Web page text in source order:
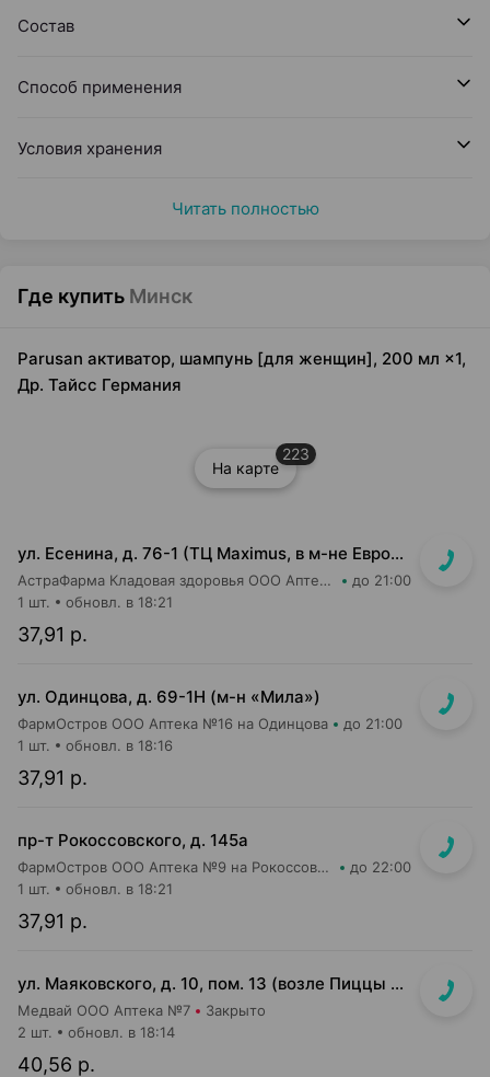
Состав
Способ применения
Условия хранения
Читать полностью
Где купить Минск
Parusan активатор, шампунь [для женщин], 200 мл ×1,
Др. Тайсс Германия
На карте
223
ул. Есенина, д. 76-1 (ТЦ Maximus, в м-не Евроопт Super)
АстраФарма Кладовая здоровья ООО Аптека №9 до 21:00
37,91 р.
1 шт. обновл. в 18:21
ул. Одинцова, д. 69-1Н (м-н «Мила»)
ФармОстров ООО Аптека №16 на Одинцова до 21:00
37,91 р.
1 шт. обновл. в 18:16
пр-т Рокоссовского, д. 145а
ФармОстров ООО Аптека №9 на Рокоссовского до 22:00
37,91 р.
1 шт. обновл. в 18:21
ул. Маяковского, д. 10, пом. 13 (возле Пиццы Мании)
Медвай ООО Аптека №7 Закрыто
40,56 р.
2 шт. обновл. в 18:14